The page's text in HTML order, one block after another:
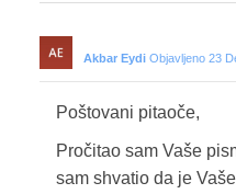
Akbar Eydi Objavljeno 23
Poštovani pitaoče,
Pročitao sam Vaše
sam shvatio da je